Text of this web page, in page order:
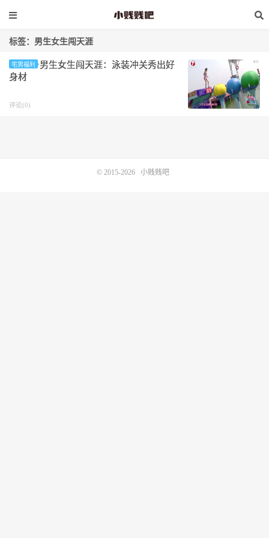
标签：男生女生闯天涯
宅男福利
男生女生闯天涯：泳装冲关秀出好
身材
评论(0)
© 2015-2026 小贱贱吧